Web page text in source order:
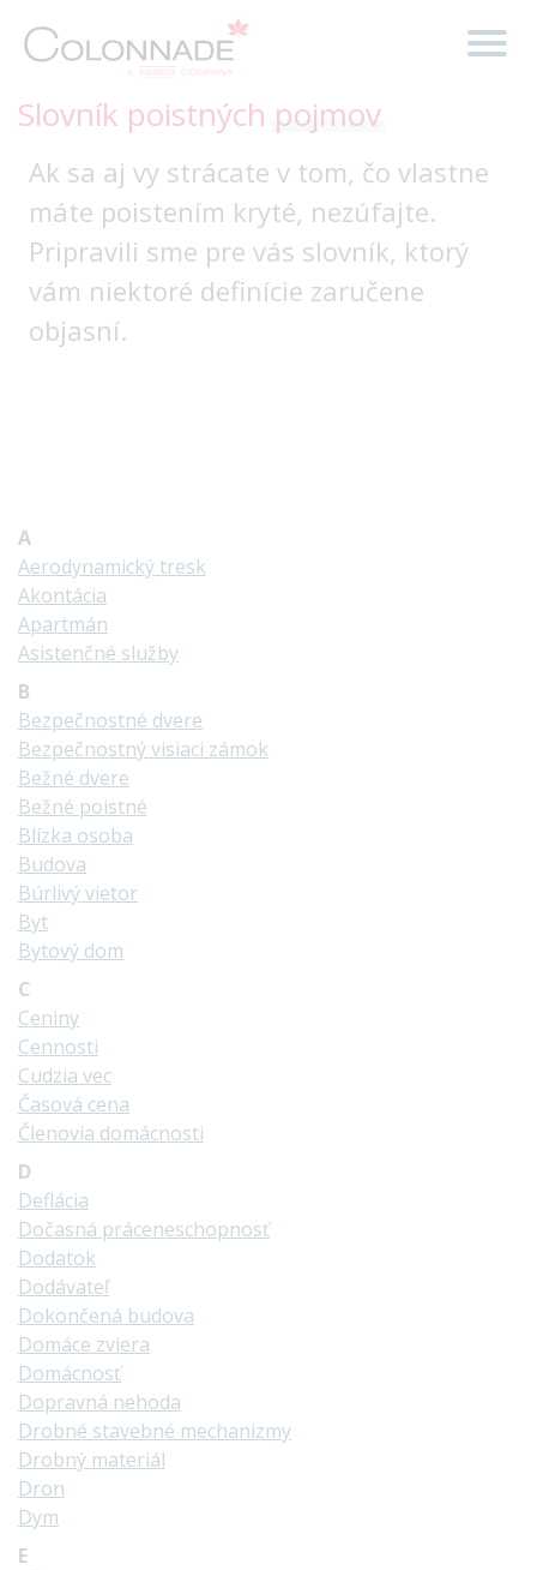
Slovník poistných pojmov
Ak sa aj vy strácate v tom, čo vlastne
máte poistením kryté, nezúfajte.
Pripravili sme pre vás slovník, ktorý
vám niektoré definície zaručene
objasní.
A
Aerodynamický tresk
Akontácia
Apartmán
Asistenčné služby
B
Bezpečnostné dvere
Bezpečnostný visiaci zámok
Bežné dvere
Bežné poistné
Blízka osoba
Budova
Búrlivý vietor
Byt
Bytový dom
C
Ceniny
Cennosti
Cudzia vec
Časová cena
Členovia domácnosti
D
Deflácia
Dočasná práceneschopnosť
Dodatok
Dodávateľ
Dokončená budova
Domáce zviera
Domácnosť
Dopravná nehoda
Drobné stavebné mechanizmy
Drobný materiál
Dron
Dym
E